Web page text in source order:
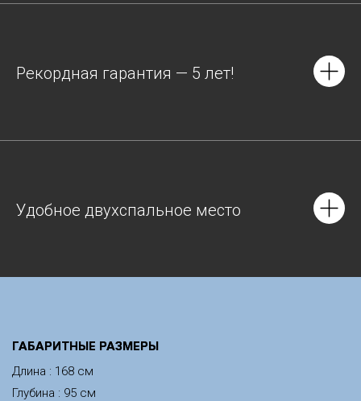
Рекордная гарантия — 5 лет!
Удобное двухспальное место
ГАБАРИТНЫЕ РАЗМЕРЫ
Длина : 168 см
Глубина : 95 см